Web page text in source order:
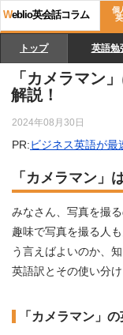
Weblio英会話コラム
個
トップ 英語勉
「カメラマン
解説！
2024年08月30日
PR:ビジネス英語が
「カメラマン」
みなさん、写真を撮
趣味で写真を撮る人
う言えばよいのか、
英語訳とその使い分
「カメラマン」